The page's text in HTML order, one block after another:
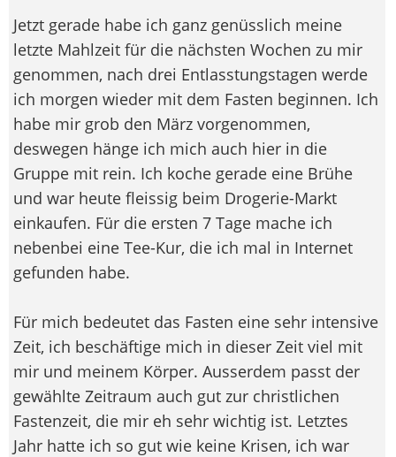
Jetzt gerade habe ich ganz genüsslich meine
letzte Mahlzeit für die nächsten Wochen zu mir
genommen, nach drei Entlasstungstagen werde
ich morgen wieder mit dem Fasten beginnen. Ich
habe mir grob den März vorgenommen,
deswegen hänge ich mich auch hier in die
Gruppe mit rein. Ich koche gerade eine Brühe
und war heute fleissig beim Drogerie-Markt
einkaufen. Für die ersten 7 Tage mache ich
nebenbei eine Tee-Kur, die ich mal in Internet
gefunden habe.
Für mich bedeutet das Fasten eine sehr intensive
Zeit, ich beschäftige mich in dieser Zeit viel mit
mir und meinem Körper. Ausserdem passt der
gewählte Zeitraum auch gut zur christlichen
Fastenzeit, die mir eh sehr wichtig ist. Letztes
Jahr hatte ich so gut wie keine Krisen, ich war